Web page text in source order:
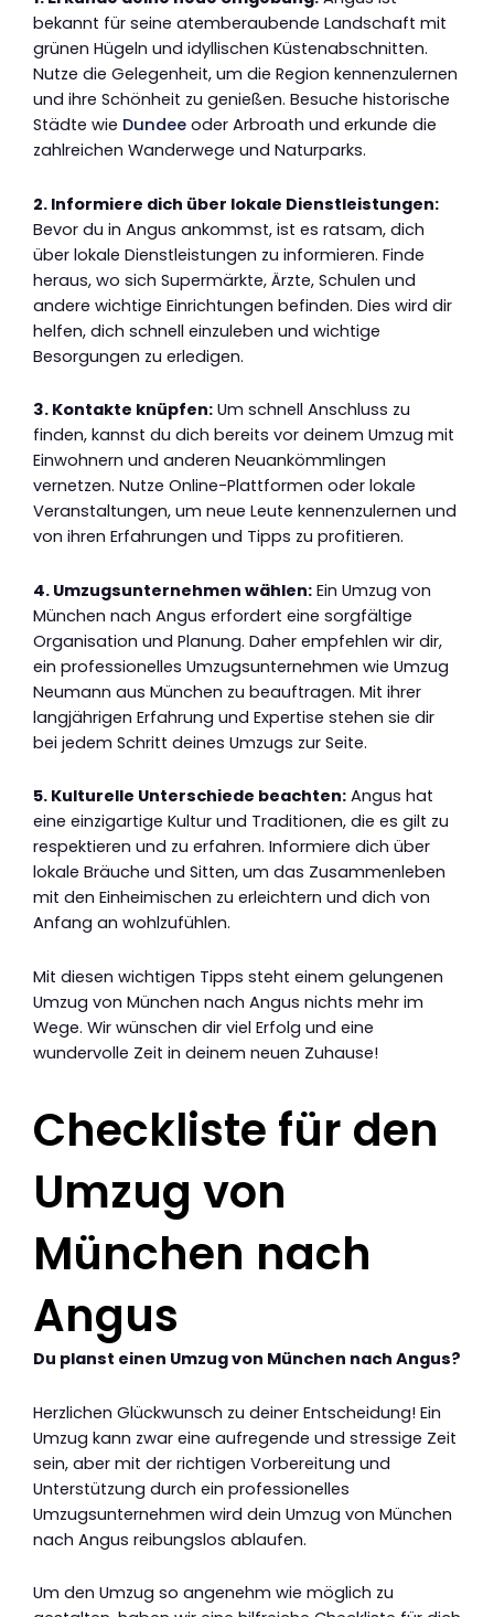
bekannt für seine atemberaubende Landschaft mit
grünen Hügeln und idyllischen Küstenabschnitten.
Nutze die Gelegenheit, um die Region kennenzulernen
und ihre Schönheit zu genießen. Besuche historische
Städte wie Dundee oder Arbroath und erkunde die
zahlreichen Wanderwege und Naturparks.
2. Informiere dich über lokale Dienstleistungen:
Bevor du in Angus ankommst, ist es ratsam, dich
über lokale Dienstleistungen zu informieren. Finde
heraus, wo sich Supermärkte, Ärzte, Schulen und
andere wichtige Einrichtungen befinden. Dies wird dir
helfen, dich schnell einzuleben und wichtige
Besorgungen zu erledigen.
3. Kontakte knüpfen: Um schnell Anschluss zu
finden, kannst du dich bereits vor deinem Umzug mit
Einwohnern und anderen Neuankömmlingen
vernetzen. Nutze Online-Plattformen oder lokale
Veranstaltungen, um neue Leute kennenzulernen und
von ihren Erfahrungen und Tipps zu profitieren.
4. Umzugsunternehmen wählen: Ein Umzug von
München nach Angus erfordert eine sorgfältige
Organisation und Planung. Daher empfehlen wir dir,
ein professionelles Umzugsunternehmen wie Umzug
Neumann aus München zu beauftragen. Mit ihrer
langjährigen Erfahrung und Expertise stehen sie dir
bei jedem Schritt deines Umzugs zur Seite.
5. Kulturelle Unterschiede beachten: Angus hat
eine einzigartige Kultur und Traditionen, die es gilt zu
respektieren und zu erfahren. Informiere dich über
lokale Bräuche und Sitten, um das Zusammenleben
mit den Einheimischen zu erleichtern und dich von
Anfang an wohlzufühlen.
Mit diesen wichtigen Tipps steht einem gelungenen
Umzug von München nach Angus nichts mehr im
Wege. Wir wünschen dir viel Erfolg und eine
wundervolle Zeit in deinem neuen Zuhause!
Checkliste für den
Umzug von
München nach
Angus
Du planst einen Umzug von München nach Angus?
Herzlichen Glückwunsch zu deiner Entscheidung! Ein
Umzug kann zwar eine aufregende und stressige Zeit
sein, aber mit der richtigen Vorbereitung und
Unterstützung durch ein professionelles
Umzugsunternehmen wird dein Umzug von München
nach Angus reibungslos ablaufen.
Um den Umzug so angenehm wie möglich zu